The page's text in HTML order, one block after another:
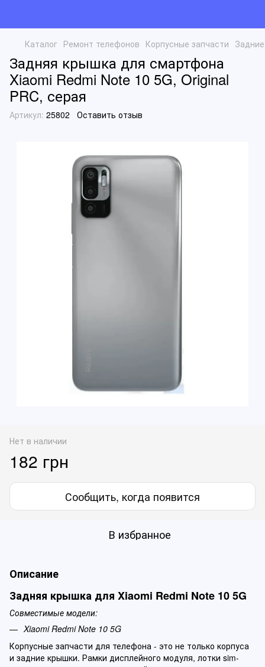
Каталог Ремонт телефонов Корпусные запчасти
Задняя крышка для смартфона
Xiaomi Redmi Note 10 5G, Original
PRC, серая
Артикул: 25802 Оставить отзыв
Нет в наличии
182 грн
Сообщить, когда появится
В избранное
Описание
Задняя крышка для Xiaomi Redmi Note 10 5G
Совместимые модели:
Xiaomi Redmi Note 10 5G
Корпусные запчасти для телефона - это не только корпуса
и задние крышки. Рамки дисплейного модуля, лотки sim-